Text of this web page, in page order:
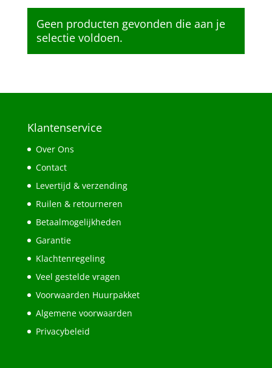
Geen producten gevonden die aan je
selectie voldoen.
Klantenservice
Over Ons
Contact
Levertijd & verzending
Ruilen & retourneren
Betaalmogelijkheden
Garantie
Klachtenregeling
Veel gestelde vragen
Voorwaarden Huurpakket
Algemene voorwaarden
Privacybeleid